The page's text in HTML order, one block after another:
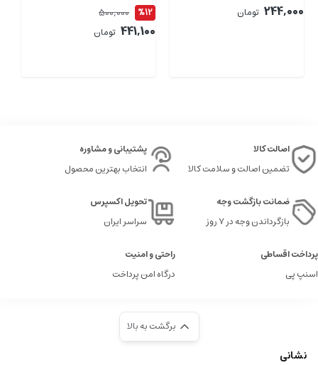
244,000 تومان
%12
500,000
441,100 تومان
اصالت کالا
تضمین اصالت و سلامت کالا
پشتیبانی و مشاوره
انتخاب بهترین محصول
ضمانت بازگشت وجه
بازگرداندن وجه در ۷ روز
تحویل اکسپرس
سراسر ایران
پرداخت اقساطی
اسنپ پی
راحتی و امنیت
درگاه امن پرداخت
برگشت به بالا
نشانی